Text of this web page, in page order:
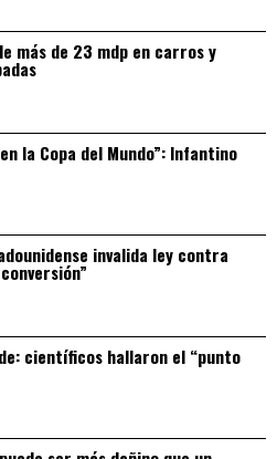
más de 23 mdp en carros y
la Copa del Mundo”: Infantino
invalida ley contra
científicos hallaron el “punto